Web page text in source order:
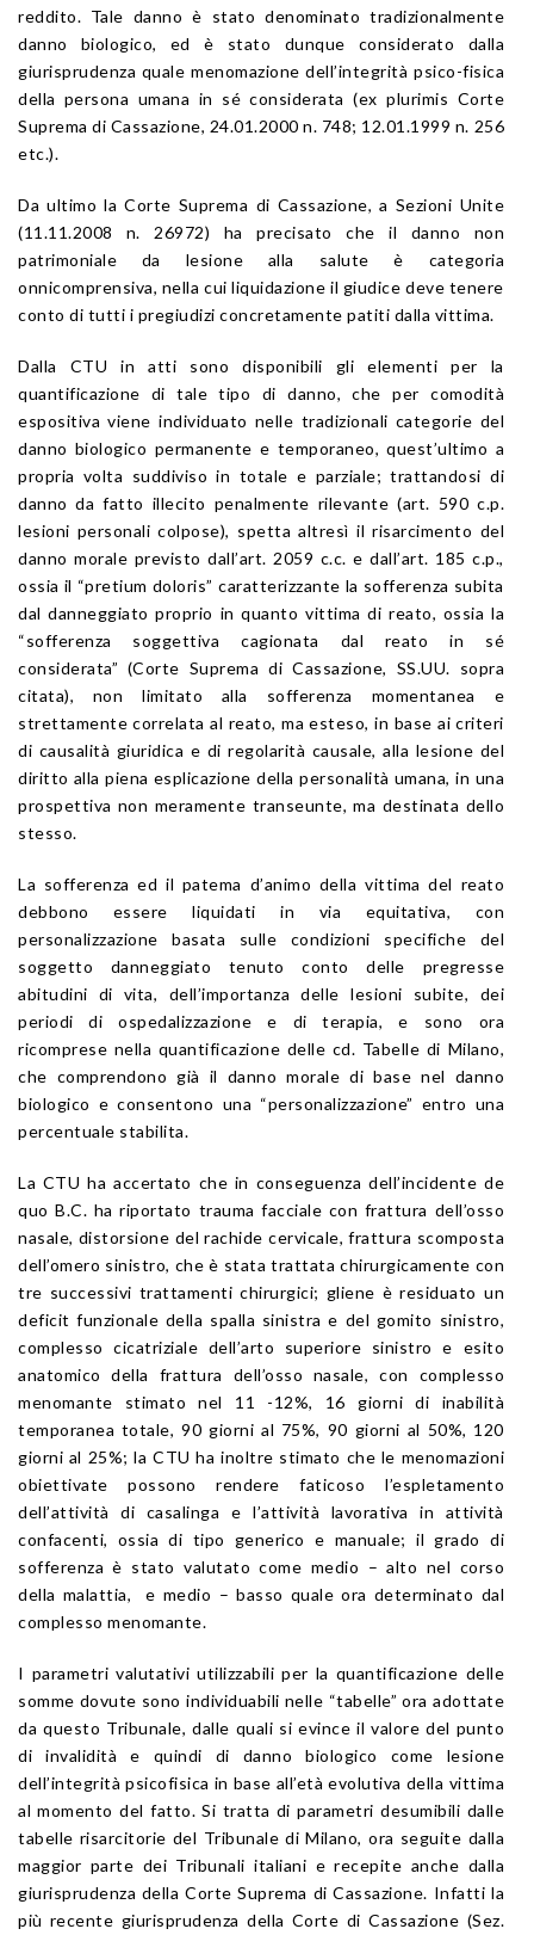
reddito. Tale danno è stato denominato tradizionalmente
danno biologico, ed è stato dunque considerato dalla
giurisprudenza quale menomazione dell’integrità psico-fisica
della persona umana in sé considerata (ex plurimis Corte
Suprema di Cassazione, 24.01.2000 n. 748; 12.01.1999 n. 256
etc.).
Da ultimo la Corte Suprema di Cassazione, a Sezioni Unite
(11.11.2008 n. 26972) ha precisato che il danno non
patrimoniale da lesione alla salute è categoria
onnicomprensiva, nella cui liquidazione il giudice deve tenere
conto di tutti i pregiudizi concretamente patiti dalla vittima.
Dalla CTU in atti sono disponibili gli elementi per la
quantificazione di tale tipo di danno, che per comodità
espositiva viene individuato nelle tradizionali categorie del
danno biologico permanente e temporaneo, quest’ultimo a
propria volta suddiviso in totale e parziale; trattandosi di
danno da fatto illecito penalmente rilevante (art. 590 c.p.
lesioni personali colpose), spetta altresì il risarcimento del
danno morale previsto dall’art. 2059 c.c. e dall’art. 185 c.p.,
ossia il “pretium doloris” caratterizzante la sofferenza subita
dal danneggiato proprio in quanto vittima di reato, ossia la
“sofferenza soggettiva cagionata dal reato in sé
considerata” (Corte Suprema di Cassazione, SS.UU. sopra
citata), non limitato alla sofferenza momentanea e
strettamente correlata al reato, ma esteso, in base ai criteri
di causalità giuridica e di regolarità causale, alla lesione del
diritto alla piena esplicazione della personalità umana, in una
prospettiva non meramente transeunte, ma destinata dello
stesso.
La sofferenza ed il patema d’animo della vittima del reato
debbono essere liquidati in via equitativa, con
personalizzazione basata sulle condizioni specifiche del
soggetto danneggiato tenuto conto delle pregresse
abitudini di vita, dell’importanza delle lesioni subite, dei
periodi di ospedalizzazione e di terapia, e sono ora
ricomprese nella quantificazione delle cd. Tabelle di Milano,
che comprendono già il danno morale di base nel danno
biologico e consentono una “personalizzazione” entro una
percentuale stabilita.
La CTU ha accertato che in conseguenza dell’incidente de
quo B.C. ha riportato trauma facciale con frattura dell’osso
nasale, distorsione del rachide cervicale, frattura scomposta
dell’omero sinistro, che è stata trattata chirurgicamente con
tre successivi trattamenti chirurgici; gliene è residuato un
deficit funzionale della spalla sinistra e del gomito sinistro,
complesso cicatriziale dell’arto superiore sinistro e esito
anatomico della frattura dell’osso nasale, con complesso
menomante stimato nel 11 -12%, 16 giorni di inabilità
temporanea totale, 90 giorni al 75%, 90 giorni al 50%, 120
giorni al 25%; la CTU ha inoltre stimato che le menomazioni
obiettivate possono rendere faticoso l’espletamento
dell’attività di casalinga e l’attività lavorativa in attività
confacenti, ossia di tipo generico e manuale; il grado di
sofferenza è stato valutato come medio – alto nel corso
della malattia, e medio – basso quale ora determinato dal
complesso menomante.
I parametri valutativi utilizzabili per la quantificazione delle
somme dovute sono individuabili nelle “tabelle” ora adottate
da questo Tribunale, dalle quali si evince il valore del punto
di invalidità e quindi di danno biologico come lesione
dell’integrità psicofisica in base all’età evolutiva della vittima
al momento del fatto. Si tratta di parametri desumibili dalle
tabelle risarcitorie del Tribunale di Milano, ora seguite dalla
maggior parte dei Tribunali italiani e recepite anche dalla
giurisprudenza della Corte Suprema di Cassazione. Infatti la
più recente giurisprudenza della Corte di Cassazione (Sez.